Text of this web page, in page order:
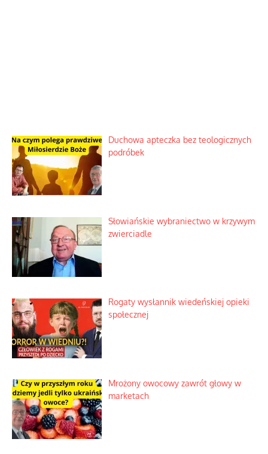
Duchowa apteczka bez teologicznych
podróbek
Słowiańskie wybraniectwo w krzywym
zwierciadle
Rogaty wysłannik wiedeńskiej opieki
społecznej
Mrożony owocowy zawrót głowy w
marketach